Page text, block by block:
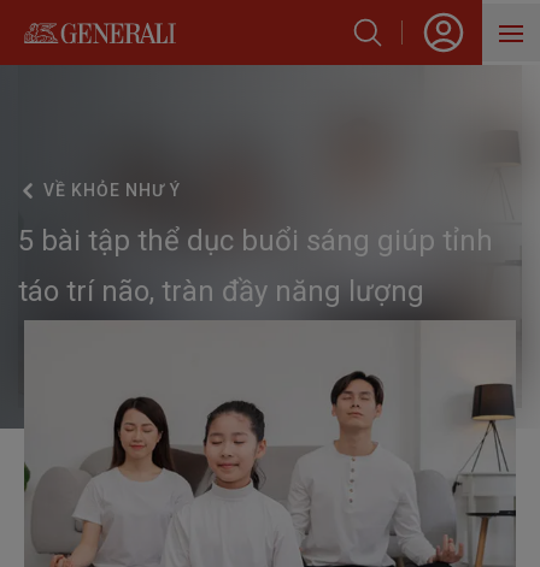
VỀ KHỎE NHƯ Ý
5 bài tập thể dục buổi sáng giúp tỉnh
táo trí não, tràn đầy năng lượng